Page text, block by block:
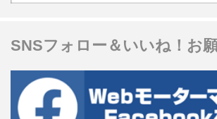
SNSフォロー＆いいね！お